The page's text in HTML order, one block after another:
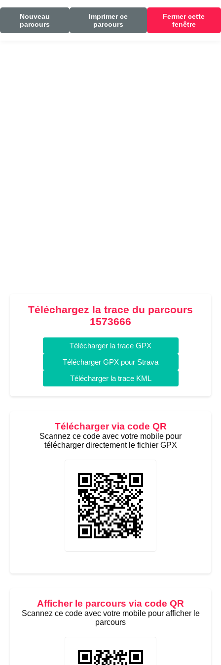
Nouveau
parcours
Imprimer ce
parcours
Fermer cette
fenêtre
Téléchargez la trace du parcours
1573666
Télécharger la trace GPX
Télécharger GPX pour Strava
Télécharger la trace KML
Télécharger via code QR
Scannez ce code avec votre mobile pour
télécharger directement le fichier GPX
Afficher le parcours via code QR
Scannez ce code avec votre mobile pour afficher le
parcours